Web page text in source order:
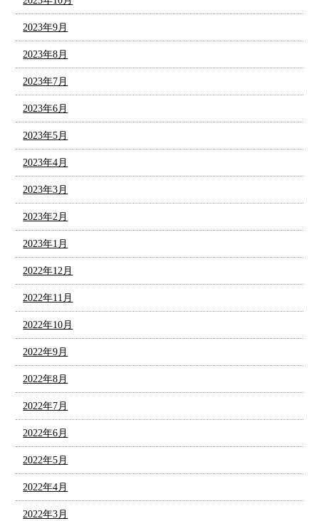
2023年9月
2023年8月
2023年7月
2023年6月
2023年5月
2023年4月
2023年3月
2023年2月
2023年1月
2022年12月
2022年11月
2022年10月
2022年9月
2022年8月
2022年7月
2022年6月
2022年5月
2022年4月
2022年3月